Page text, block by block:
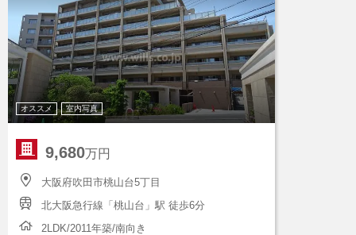
オススメ 室内写真
9,680万円
大阪府吹田市桃山台5丁目
北大阪急行線「桃山台」駅 徒歩6分
2LDK/2011年築/南向き